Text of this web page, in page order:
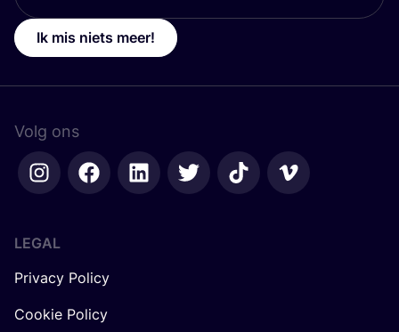
Ik mis niets meer!
Volg ons
LEGAL
Privacy Policy
Cookie Policy